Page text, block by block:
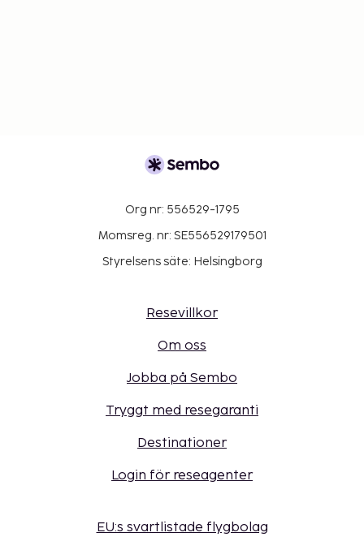
Org nr: 556529-1795
Momsreg. nr: SE556529179501
Styrelsens säte: Helsingborg
Resevillkor
Om oss
Jobba på Sembo
Tryggt med resegaranti
Destinationer
Login för reseagenter
EU:s svartlistade flygbolag